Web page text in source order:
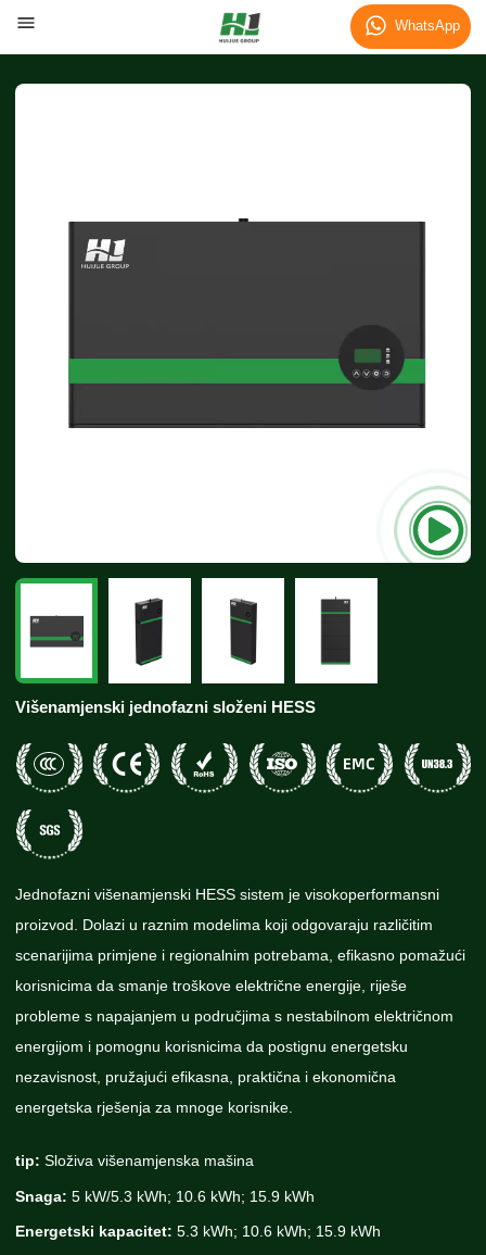
WhatsApp
Višenamjenski jednofazni složeni HESS
Jednofazni višenamjenski HESS sistem je visokoperformansni
proizvod. Dolazi u raznim modelima koji odgovaraju različitim
scenarijima primjene i regionalnim potrebama, efikasno pomažući
korisnicima da smanje troškove električne energije, riješe
probleme s napajanjem u područjima s nestabilnom električnom
energijom i pomognu korisnicima da postignu energetsku
nezavisnost, pružajući efikasna, praktična i ekonomična
energetska rješenja za mnoge korisnike.
tip: Složiva višenamjenska mašina
Snaga: 5 kW/5.3 kWh; 10.6 kWh; 15.9 kWh
Energetski kapacitet: 5.3 kWh; 10.6 kWh; 15.9 kWh